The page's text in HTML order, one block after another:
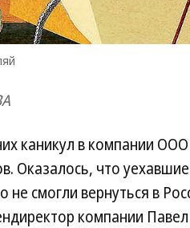
каникул в компании
Оказалось, что
не смогли вернуться в
компании